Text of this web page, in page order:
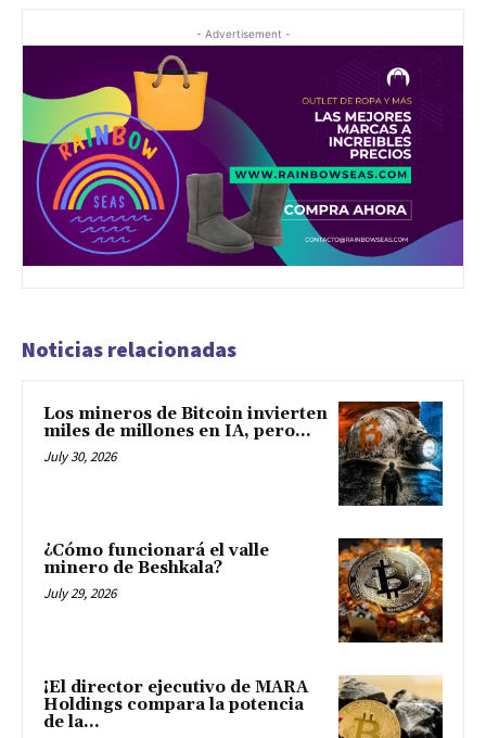
- Advertisement -
Noticias relacionadas
Los mineros de Bitcoin invierten
miles de millones en IA, pero...
July 30, 2026
¿Cómo funcionará el valle
minero de Beshkala?
July 29, 2026
¡El director ejecutivo de MARA
Holdings compara la potencia
de la...